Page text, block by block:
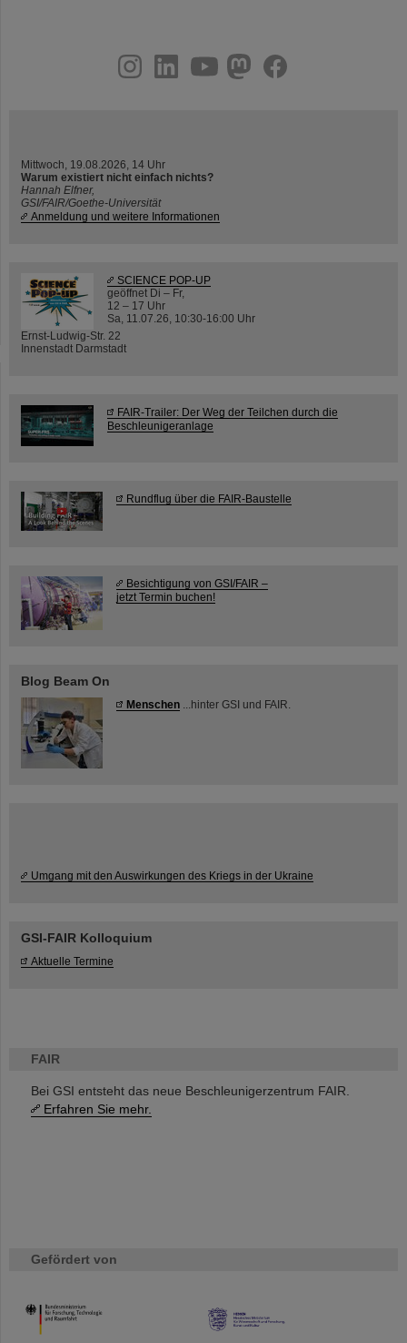
FAIR
Bei GSI entsteht das neue Beschleunigerzentrum FAIR.
Erfahren Sie mehr.
Gefördert von
HMWK
youtube
helmholtz.social
facebook
Mittwoch, 19.08.2026, 14 Uhr
Warum existiert nicht einfach nichts?
Hannah Elfner,
GSI/FAIR/Goethe-Universität
Anmeldung und weitere Informationen
SCIENCE POP-UP
geöffnet Di – Fr,
12 – 17 Uhr
Sa, 11.07.26, 10:30-16:00 Uhr
Ernst-Ludwig-Str. 22
Innenstadt Darmstadt
FAIR-Trailer: Der Weg der Teilchen durch die
Beschleunigeranlage
Rundflug über die FAIR-Baustelle
Besichtigung von GSI/FAIR –
jetzt Termin buchen!
Blog Beam On
Menschen ...hinter GSI und FAIR.
Umgang mit den Auswirkungen des Kriegs in der Ukraine
GSI-FAIR Kolloquium
Aktuelle Termine